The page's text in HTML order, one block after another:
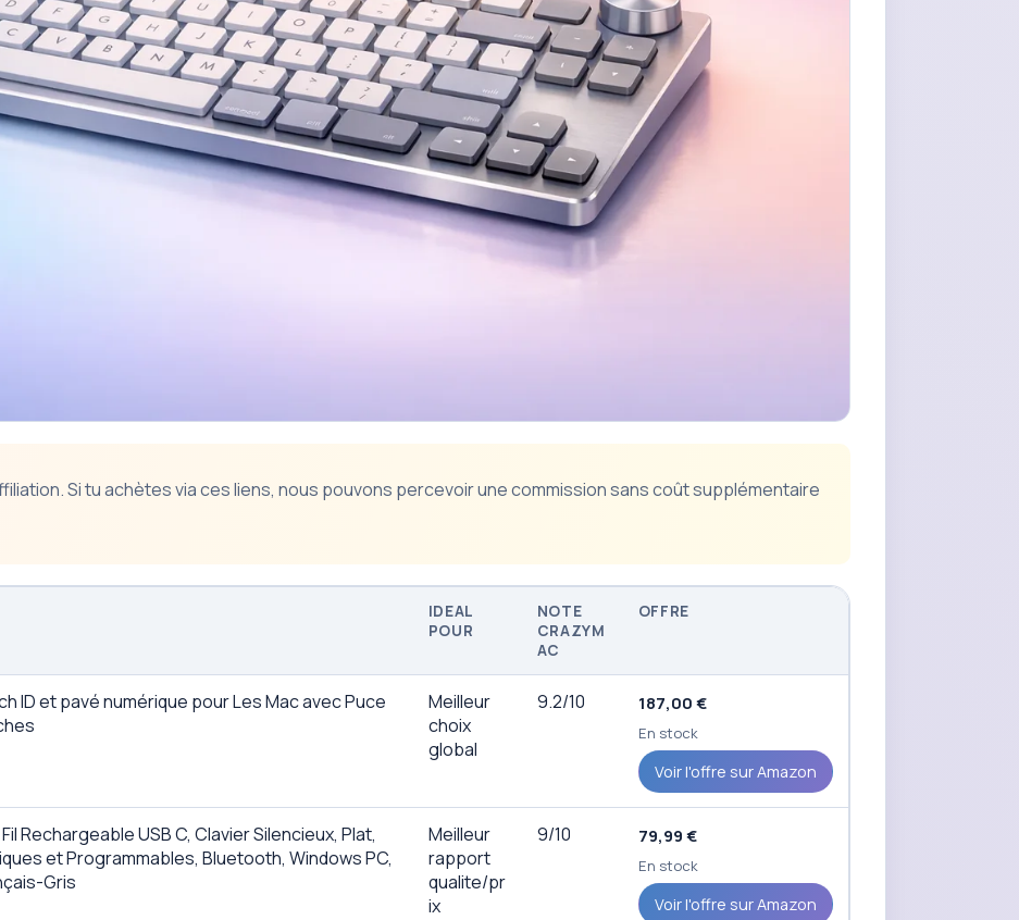
Si tu achètes via ces liens, nous pouvons percevoir une commission sans coût supplémentaire
IDEAL
POUR
NOTE
CRAZYM
AC
OFFRE
ID et pavé numérique pour Les Mac avec Puce
Meilleur
choix
global
9.2/10 187,00 €
En stock
Voir l'offre sur Amazon
Rechargeable USB C, Clavier Silencieux, Plat,
et Programmables, Bluetooth, Windows PC,
Gris
Meilleur
rapport
qualite/pr
ix
9/10 79,99 €
En stock
Voir l'offre sur Amazon